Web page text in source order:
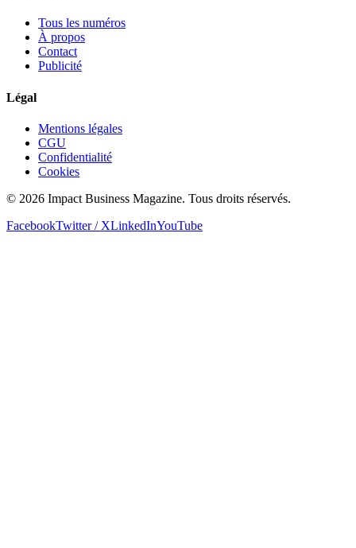
Tous les numéros
À propos
Contact
Publicité
Légal
Mentions légales
CGU
Confidentialité
Cookies
© 2026 Impact Business Magazine. Tous droits réservés.
FacebookTwitter / XLinkedInYouTube